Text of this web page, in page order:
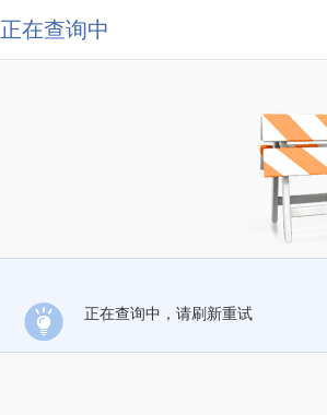
正在查询中
正在查询中，请刷新重试